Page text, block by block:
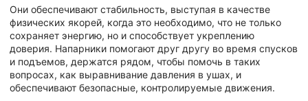
Они обеспечивают стабильность, выступая в качестве
физических якорей, когда это необходимо, что не только
сохраняет энергию, но и способствует укреплению
доверия. Напарники помогают друг другу во время спусков
и подъемов, держатся рядом, чтобы помочь в таких
вопросах, как выравнивание давления в ушах, и
обеспечивают безопасные, контролируемые движения.